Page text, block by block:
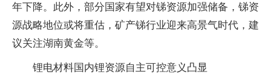
年下降。此外，部分国家有望对锑资源加强储备，锑资
源战略地位或将重估，矿产锑行业迎来高景气时代，建
议关注湖南黄金等。
锂电材料国内锂资源自主可控意义凸显